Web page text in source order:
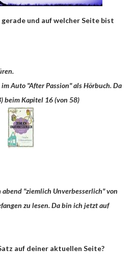
und auf welcher Seite bist
Auto "After Passion" als Hörbuch. Da
beim Kapitel 16 (von 58)
"ziemlich Unverbesserlich" von
zu lesen. Da bin ich jetzt auf
auf deiner aktuellen Seite?